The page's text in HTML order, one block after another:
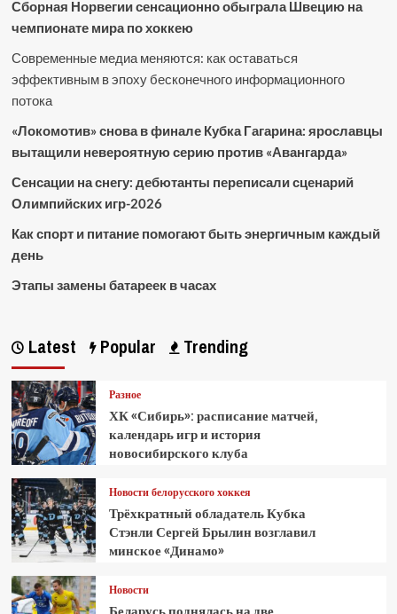
Сборная Норвегии сенсационно обыграла Швецию на
чемпионате мира по хоккею
Современные медиа меняются: как оставаться
эффективным в эпоху бесконечного информационного
потока
«Локомотив» снова в финале Кубка Гагарина: ярославцы
вытащили невероятную серию против «Авангарда»
Сенсации на снегу: дебютанты переписали сценарий
Олимпийских игр-2026
Как спорт и питание помогают быть энергичным каждый
день
Этапы замены батареек в часах
Latest Popular Trending
Разное
ХК «Сибирь»: расписание матчей,
календарь игр и история
новосибирского клуба
Новости белорусского хоккея
Трёхкратный обладатель Кубка
Стэнли Сергей Брылин возглавил
минское «Динамо»
Новости